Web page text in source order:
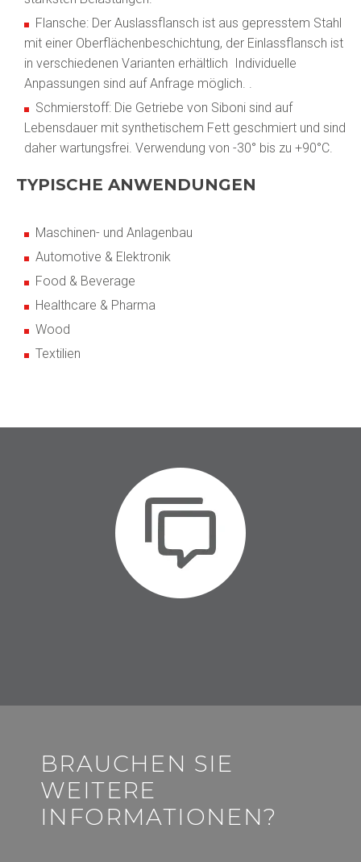
Flansche: Der Auslassflansch ist aus gepresstem Stahl
mit einer Oberflächenbeschichtung, der Einlassflansch ist
in verschiedenen Varianten erhältlich Individuelle
Anpassungen sind auf Anfrage möglich. .
Schmierstoff: Die Getriebe von Siboni sind auf
Lebensdauer mit synthetischem Fett geschmiert und sind
daher wartungsfrei. Verwendung von -30° bis zu +90°C.
TYPISCHE ANWENDUNGEN
Maschinen- und Anlagenbau
Automotive & Elektronik
Food & Beverage
Healthcare & Pharma
Wood
Textilien
BRAUCHEN SIE
WEITERE
INFORMATIONEN?